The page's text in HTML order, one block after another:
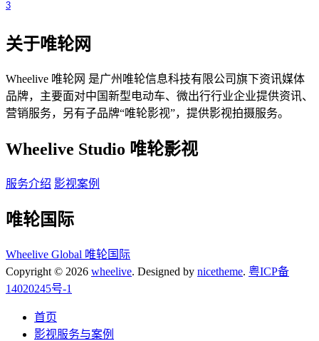
3
关于唯轮网
Wheelive 唯轮网 是广州唯轮信息科技有限公司旗下资讯媒体
品牌，主要面对中国新型电动车、微出行行业企业提供资讯、
营销服务，另有子品牌“唯轮影视”，提供影视拍摄服务。
Wheelive Studio 唯轮影视
服务介绍 影视案例
唯轮国际
Wheelive Global 唯轮国际
Copyright © 2026 wheelive. Designed by nicetheme. 粤ICP备
14020245号-1
首页
影视服务与案例